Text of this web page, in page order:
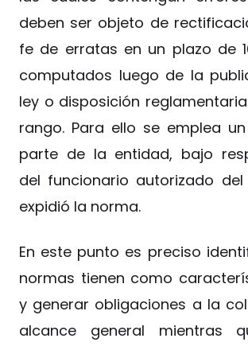
deben ser objeto de
fe de erratas en un plazo de
computados luego de la
ley o disposición
rango. Para ello se emplea
parte de la entidad, bajo
del funcionario autorizado
expidió la norma.
En este punto es preciso
normas tienen como
y generar obligaciones a la
alcance general mientras